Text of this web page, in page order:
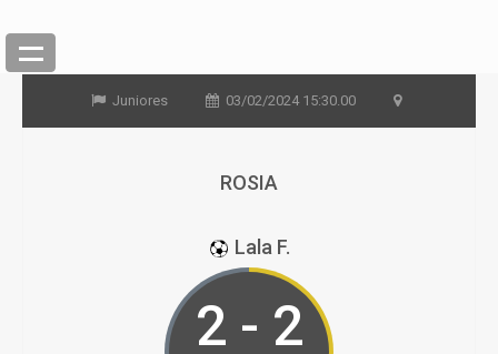
Juniores 03/02/2024 15:30.00
ROSIA
Lala F.
2 - 2